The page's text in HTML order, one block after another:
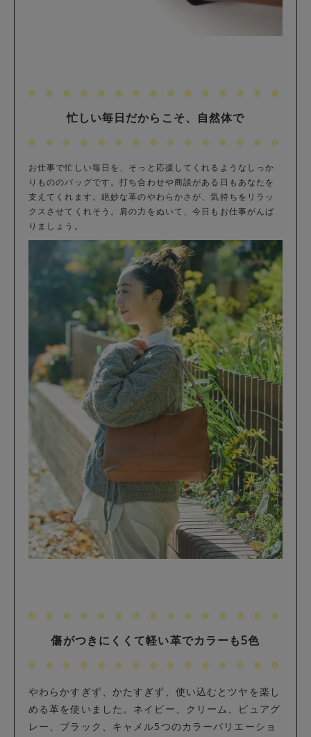
忙しい毎日だからこそ、自然体で
お仕事で忙しい毎日を、そっと応援してくれるようなしっか
りもののバッグです。打ち合わせや商談がある日もあなたを
支えてくれます。絶妙な革のやわらかさが、気持ちをリラッ
クスさせてくれそう。肩の力をぬいて、今日もお仕事がんば
りましょう。
傷がつきにくくて軽い革でカラーも5色
やわらかすぎず、かたすぎず、使い込むとツヤを楽し
める革を使いました。ネイビー、クリーム、ピュアグ
レー、ブラック、キャメル5つのカラーバリエーショ